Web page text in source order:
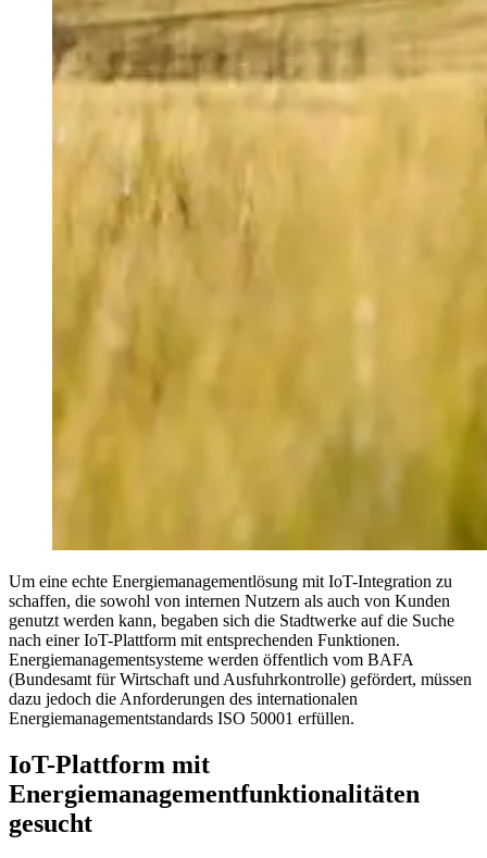
Um eine echte Energiemanagementlösung mit IoT-Integration zu
schaffen, die sowohl von internen Nutzern als auch von Kunden
genutzt werden kann, begaben sich die Stadtwerke auf die Suche
nach einer IoT-Plattform mit entsprechenden Funktionen.
Energiemanagementsysteme werden öffentlich vom BAFA
(Bundesamt für Wirtschaft und Ausfuhrkontrolle) gefördert, müssen
dazu jedoch die Anforderungen des internationalen
Energiemanagementstandards ISO 50001 erfüllen.
IoT-Plattform mit
Energiemanagementfunktionalitäten
gesucht